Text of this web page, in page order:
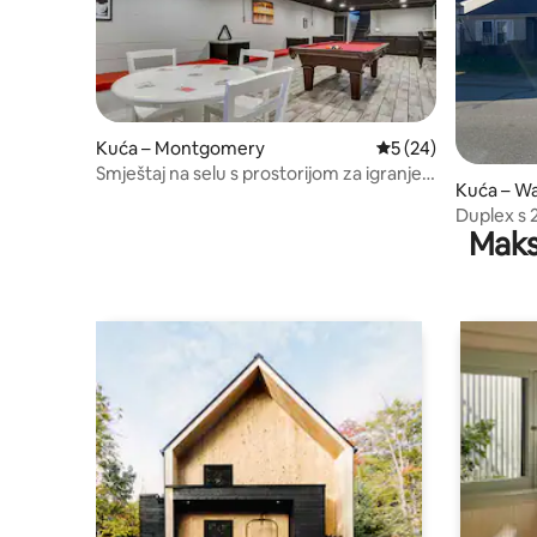
Kuća – Montgomery Prosječna ocjena:
5 (24)
Smještaj na selu s prostorijom za igranje
Kuća –
Duplex s